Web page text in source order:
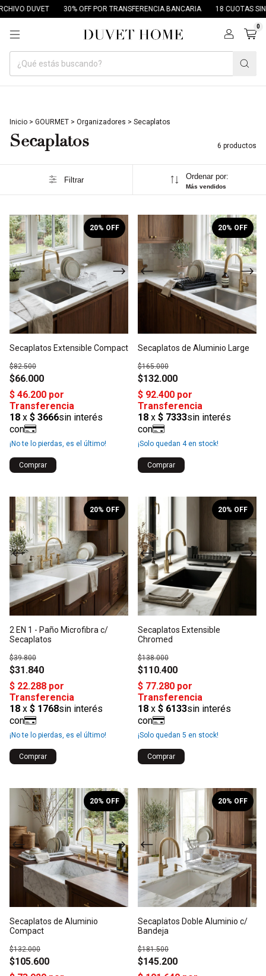
DUVET 30% OFF POR TRANSFERENCIA BANCARIA 18 CUOTAS SIN
0
Inicio > GOURMET > Organizadores > Secaplatos
Secaplatos 6 productos
Filtrar Ordenar por:
Más vendidos
1/7
Secaplatos Extensible Compact
$66.000
$82.500
20% OFF
¡No te lo pierdas, es el último!
Comprar
1/7
Secaplatos de Aluminio Large
$132.000
$165.000
20% OFF
¡Solo quedan 4en stock!
Comprar
1/3
2 EN 1 - Paño Microfibra c/
Secaplatos
$31.840
$39.800
20% OFF
¡No te lo pierdas, es el último!
Comprar
1/7
Secaplatos Extensible
Chromed
$110.400
$138.000
20% OFF
¡Solo quedan 5 en stock!
Comprar
1/5
Secaplatos de Aluminio
Compact
$105.600
$132.000
20% OFF 1/4
Secaplatos Doble Aluminio c/
Bandeja
$145.200
$181.500
20% OFF